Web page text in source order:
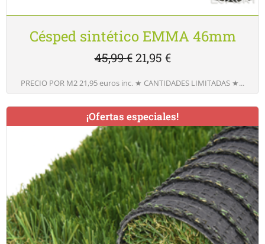
Césped sintético EMMA 46mm
45,99€ 21,95 €
PRECIO POR M2 21,95 euros inc. ★ CANTIDADES LIMITADAS ★...
¡Ofertas especiales!